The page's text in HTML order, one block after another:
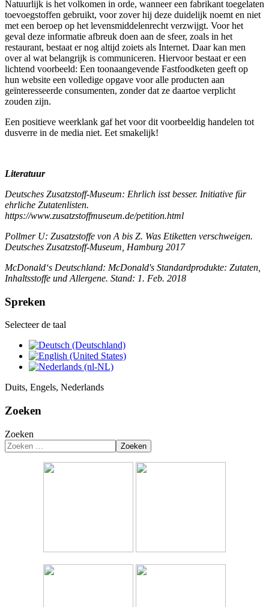
Natuurlijk is het volkomen in orde, wanneer een fabrikant toegelaten
toevoegstoffen gebruikt, voor zover hij deze duidelijk noemt en niet
met een beroep op het levensmiddelenrecht verzwijgt. Voor het
geval deze informatie afbreuk doen aan de sfeer, zoals in het
restaurant, bestaat er nog altijd zoiets als Internet. Daar kan men
over al wat belangrijk is communiceren. Hiervoor bestaat er een
lichtend voorbeeld: Een toonaangevende Fastfoodketen geeft op
hun website een volledige opgave voor alle producten aan
geïnteresseerde consumenten, zonder dat ze daartoe verplicht
zouden zijn.
Een positieve weerklank gaf het voor dit voorbeeldig handelen tot
dusverre in de media niet. Eet smakelijk!
Literatuur
Deutsches Zusatzstoff-Museum: Ehrlich isst besser. Initiative für
ehrliche Zutatenlisten.
https://www.zusatzstoffmuseum.de/petition.html
Pollmer U: Zusatzstoffe von A bis Z. Was Etiketten verschweigen.
Deutsches Zusatzstoff-Museum, Hamburg 2017
McDonald‘s Deutschland: McDonald's Standardprodukte: Zutaten,
Inhaltsstoffe und Allergene. Stand: 1. Feb. 2018
Spreken
Selecteer de taal
Duits, Engels, Nederlands
Zoeken
Zoeken
Zoeken